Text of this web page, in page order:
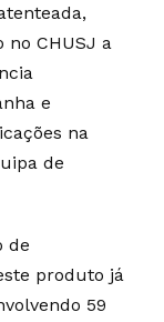
CHUSJ a
e
na
de
de
produto já
59